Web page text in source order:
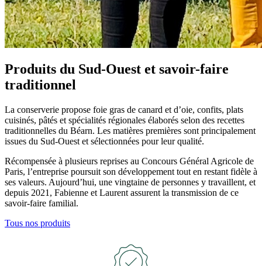
Produits du Sud-Ouest et savoir-faire
traditionnel
La conserverie propose foie gras de canard et d’oie, confits, plats
cuisinés, pâtés et spécialités régionales élaborés selon des recettes
traditionnelles du Béarn. Les matières premières sont principalement
issues du Sud-Ouest et sélectionnées pour leur qualité.
Récompensée à plusieurs reprises au Concours Général Agricole de
Paris, l’entreprise poursuit son développement tout en restant fidèle à
ses valeurs. Aujourd’hui, une vingtaine de personnes y travaillent, et
depuis 2021, Fabienne et Laurent assurent la transmission de ce
savoir-faire familial.
Tous nos produits